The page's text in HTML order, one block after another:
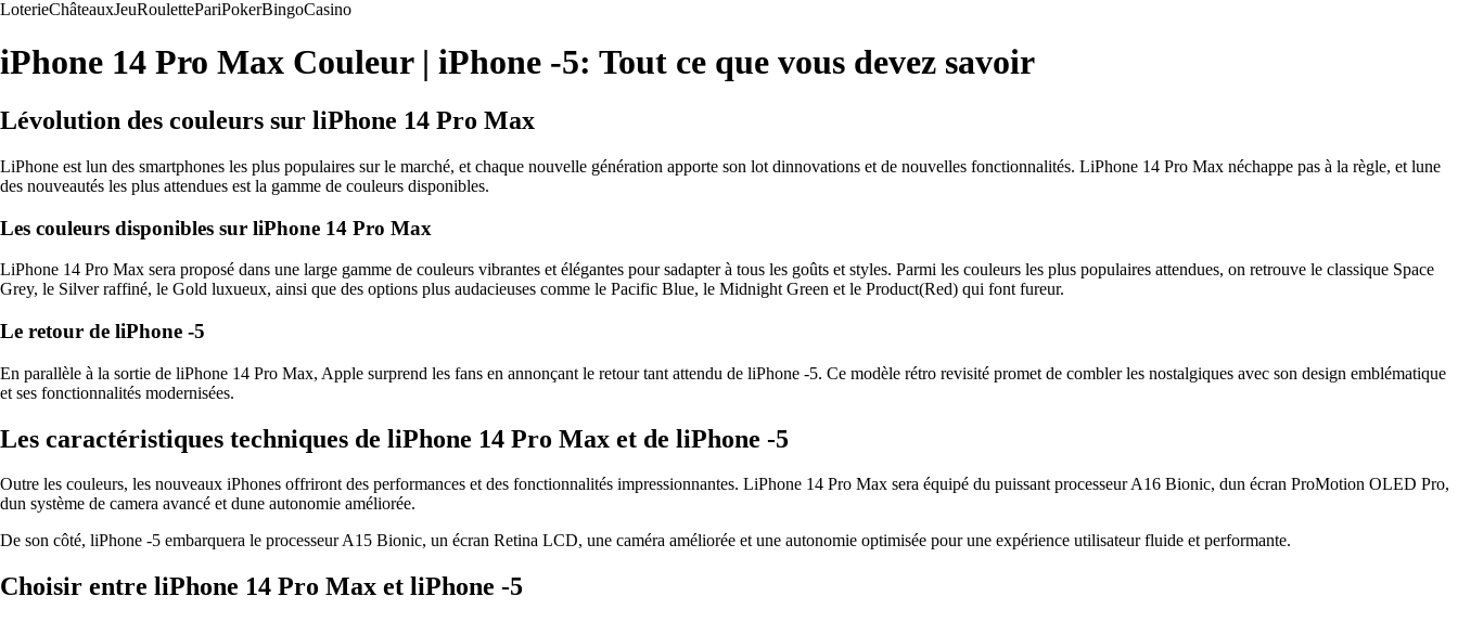
LoterieChâteauxJeuRoulettePariPokerBingoCasino
iPhone 14 Pro Max Couleur | iPhone -5: Tout ce que vous devez savoir
Lévolution des couleurs sur liPhone 14 Pro Max
LiPhone est lun des smartphones les plus populaires sur le marché, et chaque nouvelle génération apporte son lot dinnovations et de nouvelles fonctionnalités. LiPhone 14 Pro Max néchappe pas à la règle, et lune
des nouveautés les plus attendues est la gamme de couleurs disponibles.
Les couleurs disponibles sur liPhone 14 Pro Max
LiPhone 14 Pro Max sera proposé dans une large gamme de couleurs vibrantes et élégantes pour sadapter à tous les goûts et styles. Parmi les couleurs les plus populaires attendues, on retrouve le classique Space
Grey, le Silver raffiné, le Gold luxueux, ainsi que des options plus audacieuses comme le Pacific Blue, le Midnight Green et le Product(Red) qui font fureur.
Le retour de liPhone -5
En parallèle à la sortie de liPhone 14 Pro Max, Apple surprend les fans en annonçant le retour tant attendu de liPhone -5. Ce modèle rétro revisité promet de combler les nostalgiques avec son design emblématique
et ses fonctionnalités modernisées.
Les caractéristiques techniques de liPhone 14 Pro Max et de liPhone -5
Outre les couleurs, les nouveaux iPhones offriront des performances et des fonctionnalités impressionnantes. LiPhone 14 Pro Max sera équipé du puissant processeur A16 Bionic, dun écran ProMotion OLED Pro,
dun système de camera avancé et dune autonomie améliorée.
De son côté, liPhone -5 embarquera le processeur A15 Bionic, un écran Retina LCD, une caméra améliorée et une autonomie optimisée pour une expérience utilisateur fluide et performante.
Choisir entre liPhone 14 Pro Max et liPhone -5